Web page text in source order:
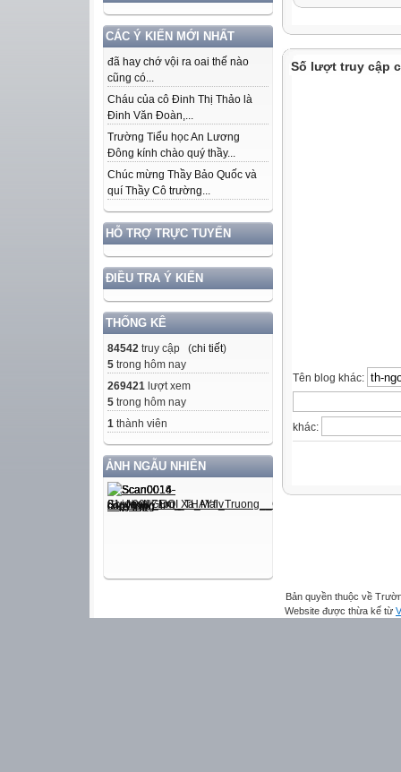
CÁC Ý KIẾN MỚI NHẤT
đã hay chớ vội ra oai thế nào
cũng có...
Cháu của cô Đinh Thị Thảo là
Đinh Văn Đoàn,...
Trường Tiểu học An Lương
Đông kính chào quý thầy...
Chúc mừng Thầy Bảo Quốc và
quí Thầy Cô trường...
HỖ TRỢ TRỰC TUYẾN
ĐIỀU TRA Ý KIẾN
THỐNG KÊ
84542 truy cập (chi tiết)
5 trong hôm nay
269421 lượt xem
5 trong hôm nay
1 thành viên
ẢNH NGẪU NHIÊN
Số lượt truy cập
Tên blog khác:
khác:
Bản quyền thuộc về
Website được thừa kế từ